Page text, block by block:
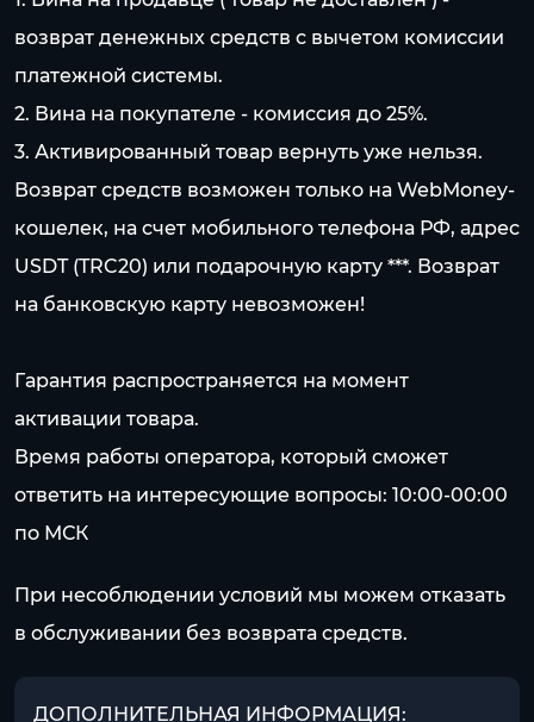
возврат денежных средств с вычетом комиссии
платежной системы.
2. Вина на покупателе - комиссия до 25%.
3. Активированный товар вернуть уже нельзя.
Возврат средств возможен только на WebMoney-
кошелек, на счет мобильного телефона РФ, адрес
USDT (TRC20) или подарочную карту ***. Возврат
на банковскую карту невозможен!
Гарантия распространяется на момент
активации товара.
Время работы оператора, который сможет
ответить на интересующие вопросы: 10:00-00:00
по МСК
При несоблюдении условий мы можем отказать
в обслуживании без возврата средств.
ДОПОЛНИТЕЛЬНАЯ ИНФОРМАЦИЯ: